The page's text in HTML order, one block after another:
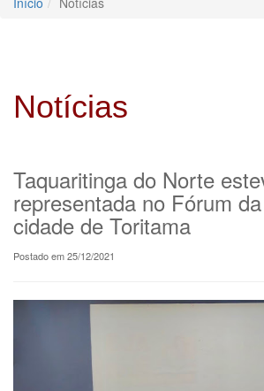
Notícias
Taquaritinga do Norte
representada no Fórum
cidade de Toritama
Postado em 25/12/2021